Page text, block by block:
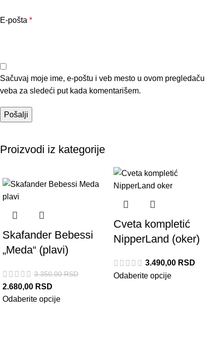
E-pošta *
Sačuvaj moje ime, e-poštu i veb mesto u ovom pregledaču
veba za sledeći put kada komentarišem.
Proizvodi iz kategorije
Skafander Bebessi
„Meda“ (plavi)
3.350,00RSD
2.680,00 RSD
Odaberite opcije
Cveta kompletić
NipperLand (oker)
3.490,00 RSD
Odaberite opcije